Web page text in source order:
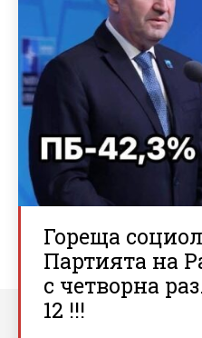
Гореща
Партията на
с четворна
12 !!!